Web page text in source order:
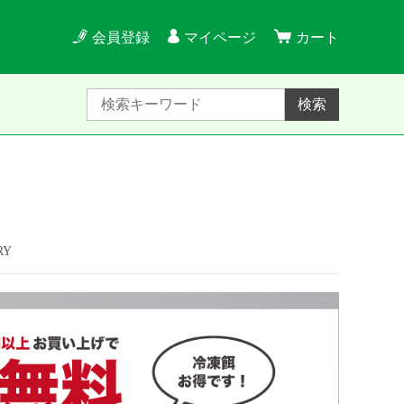
会員登録 マイページ カート
検索